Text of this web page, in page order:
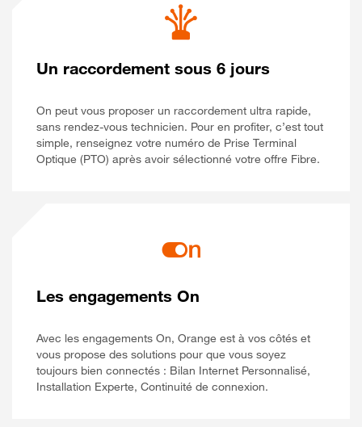
Un raccordement sous 6 jours
On peut vous proposer un raccordement ultra rapide,
sans rendez-vous technicien. Pour en profiter, c’est tout
simple, renseignez votre numéro de Prise Terminal
Optique (PTO) après avoir sélectionné votre offre Fibre.
Les engagements On
Avec les engagements On, Orange est à vos côtés et
vous propose des solutions pour que vous soyez
toujours bien connectés : Bilan Internet Personnalisé,
Installation Experte, Continuité de connexion.